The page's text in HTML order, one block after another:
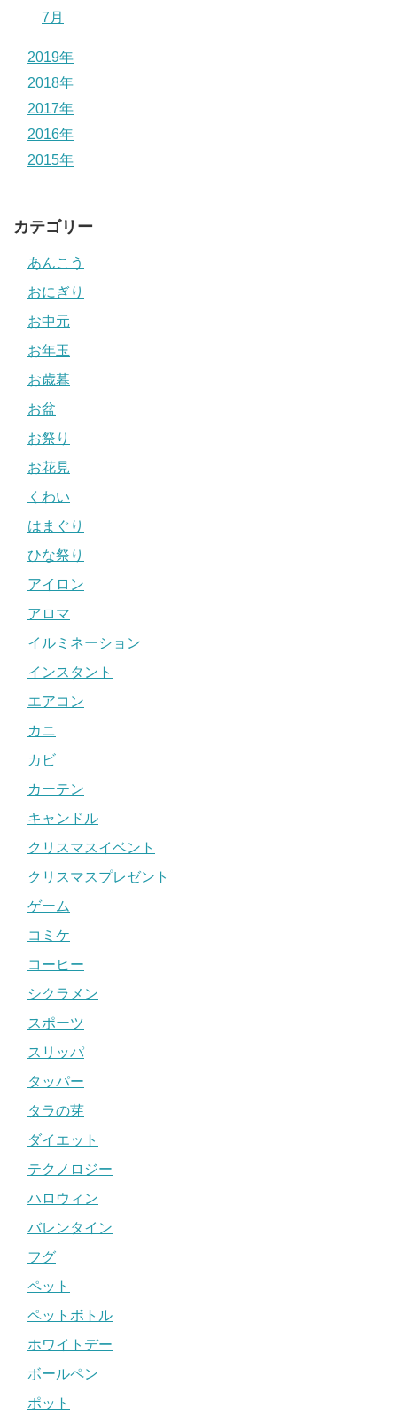
7月
2019年
2018年
2017年
2016年
2015年
カテゴリー
あんこう
おにぎり
お中元
お年玉
お歳暮
お盆
お祭り
お花見
くわい
はまぐり
ひな祭り
アイロン
アロマ
イルミネーション
インスタント
エアコン
カニ
カビ
カーテン
キャンドル
クリスマスイベント
クリスマスプレゼント
ゲーム
コミケ
コーヒー
シクラメン
スポーツ
スリッパ
タッパー
タラの芽
ダイエット
テクノロジー
ハロウィン
バレンタイン
フグ
ペット
ペットボトル
ホワイトデー
ボールペン
ポット